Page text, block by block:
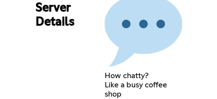
Server
Details
How chatty?
Like a busy coffee
shop